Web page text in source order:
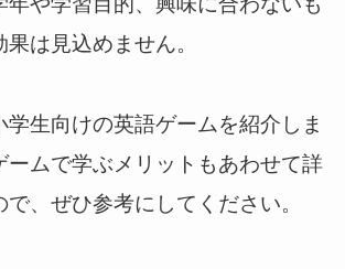
は見込めません。
学生向けの英語ゲームを紹介しま
ームで学ぶメリットもあわせて詳
で、ぜひ参考にしてください。